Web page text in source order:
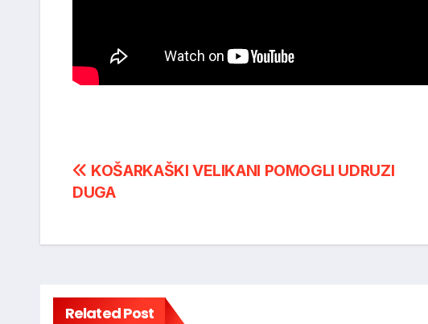
Post
navigation
KOŠARKAŠKI VELIKANI POMOGLI UDRUZI
DUGA
Related Post